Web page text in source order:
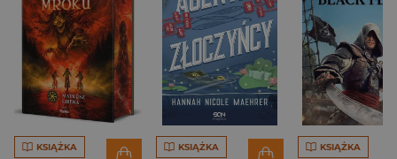
KSIĄŻKA KSIĄŻKA KSIĄŻKA